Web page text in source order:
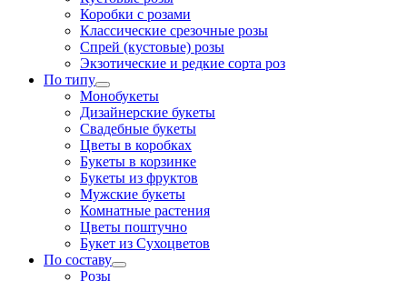
Коробки с розами
Классические срезочные розы
Спрей (кустовые) розы
Экзотические и редкие сорта роз
По типу
Монобукеты
Дизайнерские букеты
Свадебные букеты
Цветы в коробках
Букеты в корзинке
Букеты из фруктов
Мужские букеты
Комнатные растения
Цветы поштучно
Букет из Сухоцветов
По составу
Розы